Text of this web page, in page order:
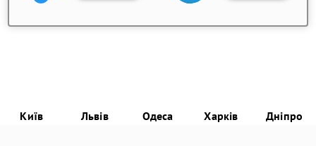
Київ Львів Одеса Харків Дніпро